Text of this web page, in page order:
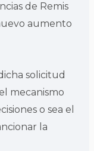
de Remis
aumento
solicitud
mecanismo
o sea el
la